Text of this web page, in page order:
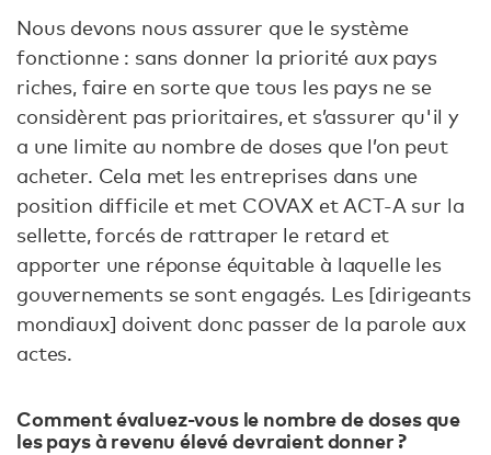
Nous devons nous assurer que le système
fonctionne : sans donner la priorité aux pays
riches, faire en sorte que tous les pays ne se
considèrent pas prioritaires, et s’assurer qu'il y
a une limite au nombre de doses que l’on peut
acheter. Cela met les entreprises dans une
position difficile et met COVAX et ACT-A sur la
sellette, forcés de rattraper le retard et
apporter une réponse équitable à laquelle les
gouvernements se sont engagés. Les [dirigeants
mondiaux] doivent donc passer de la parole aux
actes.
Comment évaluez-vous le nombre de doses que
les pays à revenu élevé devraient donner ?